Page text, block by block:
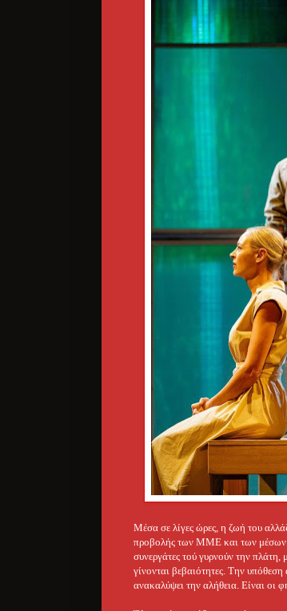
Μέσα σε λίγες ώρες, η ζωή του
προβολής των ΜΜΕ και των μέσων
συνεργάτες τού γυρνούν την πλάτη,
γίνονται βεβαιότητες. Την
ανακαλύψει την αλήθεια. Είναι οι